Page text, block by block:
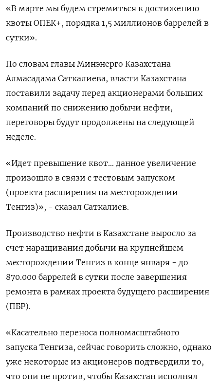
«В марте мы будем стремиться к достижению
квоты ОПЕК+, порядка 1,5 миллионов баррелей в
сутки».
По словам главы Минэнерго Казахстана
Алмасадама Саткалиева, власти Казахстана
поставили задачу перед акционерами больших
компаний по снижению добычи нефти,
переговоры будут продолжены на следующей
неделе.
«Идет превышение квот... данное увеличение
произошло в связи с тестовым запуском
(проекта расширения на месторождении
Тенгиз)», - сказал Саткалиев.
Производство нефти в Казахстане выросло за
счет наращивания добычи на крупнейшем
месторождении Тенгиз в конце января - до
870.000 баррелей в сутки после завершения
ремонта в рамках проекта будущего расширения
(ПБР).
«Касательно переноса полномасштабного
запуска Тенгиза, сейчас говорить сложно, однако
уже некоторые из акционеров подтвердили то,
что они не против, чтобы Казахстан исполнял